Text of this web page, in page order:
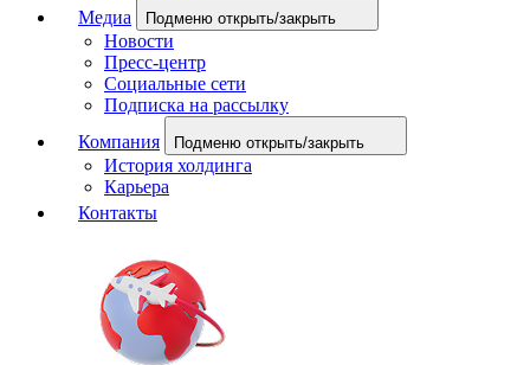
Медиа
Подменю открыть/закрыть
Новости
Пресс-центр
Социальные сети
Подписка на рассылку
Компания
Подменю открыть/закрыть
История холдинга
Карьера
Контакты